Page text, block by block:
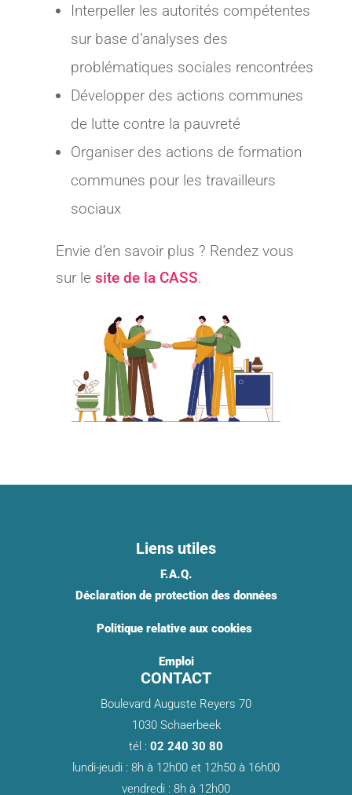
Interpeller les autorités compétentes
sur base d’analyses des
problématiques sociales rencontrées
Développer des actions communes
de lutte contre la pauvreté
Organiser des actions de formation
communes pour les travailleurs
sociaux
Envie d’en savoir plus ? Rendez vous
sur le site de la CASS.
Liens utiles
F.A.Q.
Déclaration de protection des données
Politique relative aux cookies ​
Emploi
CONTACT
Boulevard Auguste Reyers 70
1030 Schaerbeek
tél : 02 240 30 80
lundi-jeudi : 8h à 12h00 et 12h50 à 16h00
vendredi : 8h à 12h00